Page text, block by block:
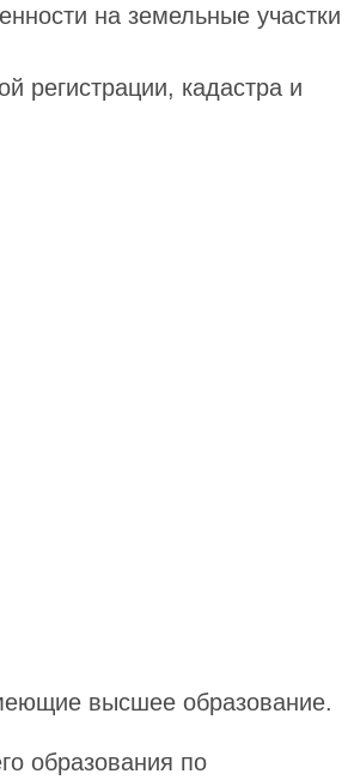
на земельные участки
регистрации, кадастра и
высшее образование.
образования по